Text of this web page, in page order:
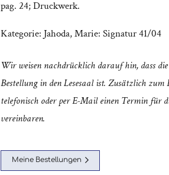
pag. 24; Druckwerk.
Kategorie: Jahoda, Marie: Signatur 41/04
Wir weisen nachdrücklich darauf hin, dass
Bestellung in den Lesesaal ist. Zusätzlich
telefonisch oder per E-Mail einen Termin für
vereinbaren.
Meine Bestellungen